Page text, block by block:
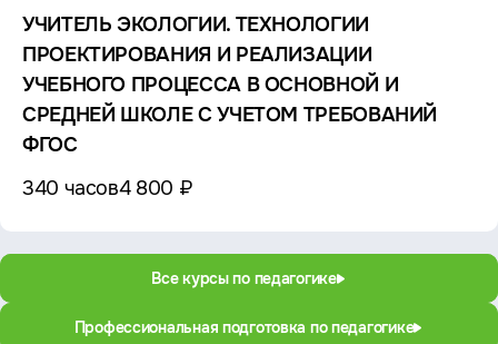
УЧИТЕЛЬ ЭКОЛОГИИ. ТЕХНОЛОГИИ
ПРОЕКТИРОВАНИЯ И РЕАЛИЗАЦИИ
УЧЕБНОГО ПРОЦЕССА В ОСНОВНОЙ И
СРЕДНЕЙ ШКОЛЕ С УЧЕТОМ ТРЕБОВАНИЙ
ФГОС
340 часов4 800 ₽
Все курсы по педагогике
Профессиональная подготовка по педагогике